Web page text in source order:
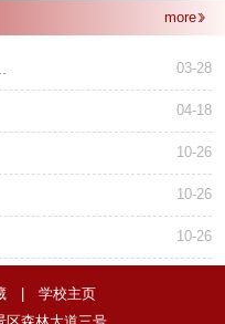
more
03-28
04-18
10-26
10-26
10-26
学校主页